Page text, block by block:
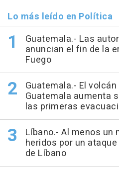
Lo más leído en Política
Guatemala.- Las
anuncian el fin de la
Fuego
Guatemala.- El
Guatemala aumenta
las primeras
Líbano.- Al menos un
heridos por un
de Líbano